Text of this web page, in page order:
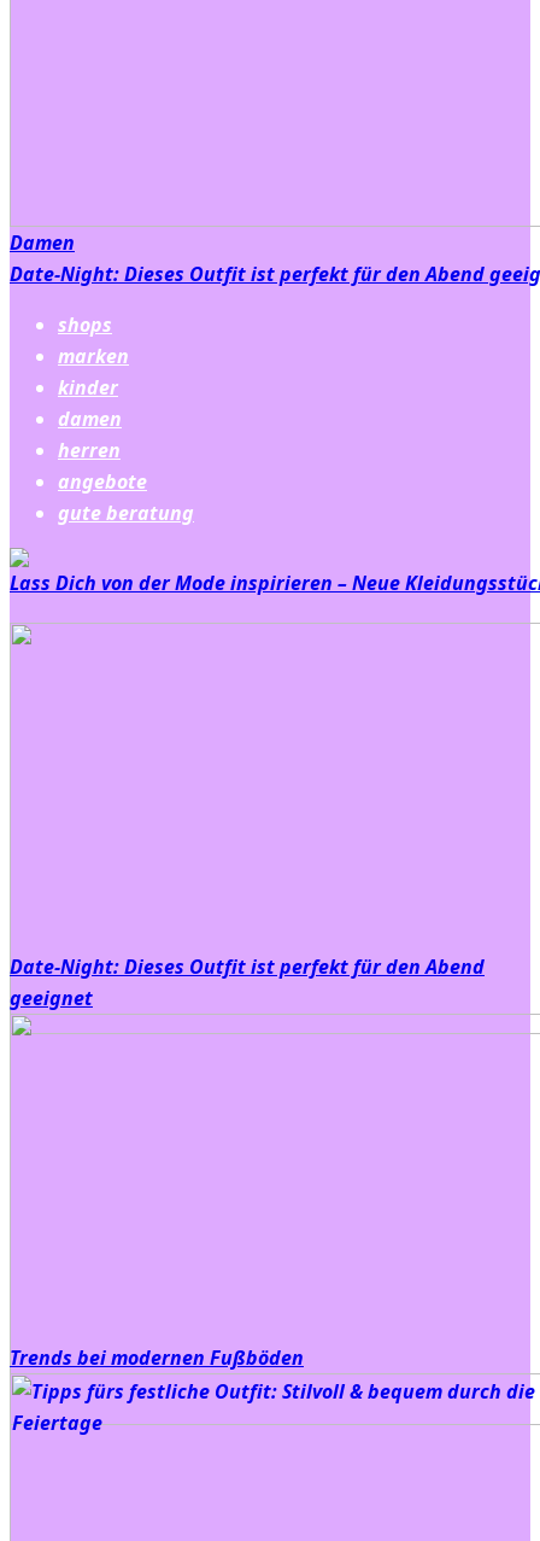
Damen
Date-Night: Dieses Outfit ist perfekt für den Abend
shops
marken
kinder
damen
herren
angebote
gute beratung
Lass Dich von der Mode inspirieren – Neue
Date-Night: Dieses Outfit ist perfekt für den Abend
geeignet
Trends bei modernen Fußböden